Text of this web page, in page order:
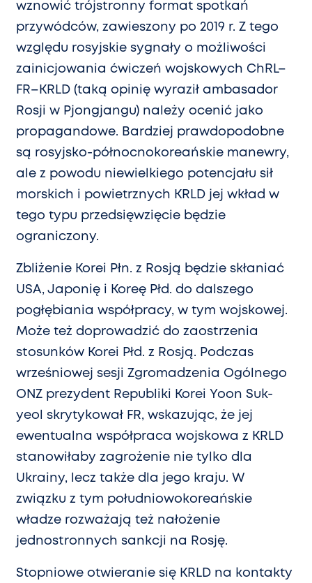
wznowić trójstronny format spotkań
przywódców, zawieszony po 2019 r. Z tego
względu rosyjskie sygnały o możliwości
zainicjowania ćwiczeń wojskowych ChRL–
FR–KRLD (taką opinię wyraził ambasador
Rosji w Pjongjangu) należy ocenić jako
propagandowe. Bardziej prawdopodobne
są rosyjsko-północnokoreańskie manewry,
ale z powodu niewielkiego potencjału sił
morskich i powietrznych KRLD jej wkład w
tego typu przedsięwzięcie będzie
ograniczony.
Zbliżenie Korei Płn. z Rosją będzie skłaniać
USA, Japonię i Koreę Płd. do dalszego
pogłębiania współpracy, w tym wojskowej.
Może też doprowadzić do zaostrzenia
stosunków Korei Płd. z Rosją. Podczas
wrześniowej sesji Zgromadzenia Ogólnego
ONZ prezydent Republiki Korei Yoon Suk-
yeol skrytykował FR, wskazując, że jej
ewentualna współpraca wojskowa z KRLD
stanowiłaby zagrożenie nie tylko dla
Ukrainy, lecz także dla jego kraju. W
związku z tym południowokoreańskie
władze rozważają też nałożenie
jednostronnych sankcji na Rosję.
Stopniowe otwieranie się KRLD na kontakty